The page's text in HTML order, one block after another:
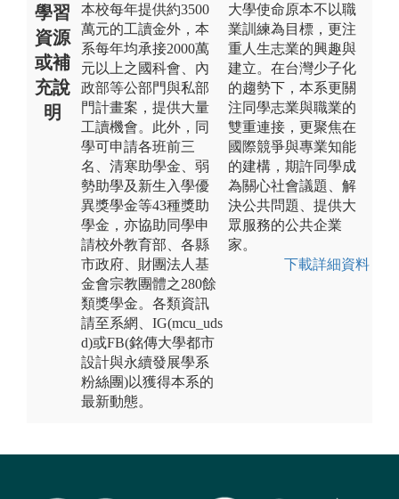
學習
資源
或補
充說
明
本校每年提供約3500
萬元的工讀金外，本
系每年均承接2000萬
元以上之國科會、內
政部等公部門與私部
門計畫案，提供大量
工讀機會。此外，同
學可申請各班前三
名、清寒助學金、弱
勢助學及新生入學優
異獎學金等43種獎助
學金，亦協助同學申
請校外教育部、各縣
市政府、財團法人基
金會宗教團體之280餘
類獎學金。各類資訊
請至系網、IG(mcu_uds
d)或FB(銘傳大學都市
設計與永續發展學系
粉絲團)以獲得本系的
最新動態。
大學使命原本不以職
業訓練為目標，更注
重人生志業的興趣與
建立。在台灣少子化
的趨勢下，本系更關
注同學志業與職業的
雙重連接，更聚焦在
國際競爭與專業知能
的建構，期許同學成
為關心社會議題、解
決公共問題、提供大
眾服務的公共企業
家。
下載詳細資料